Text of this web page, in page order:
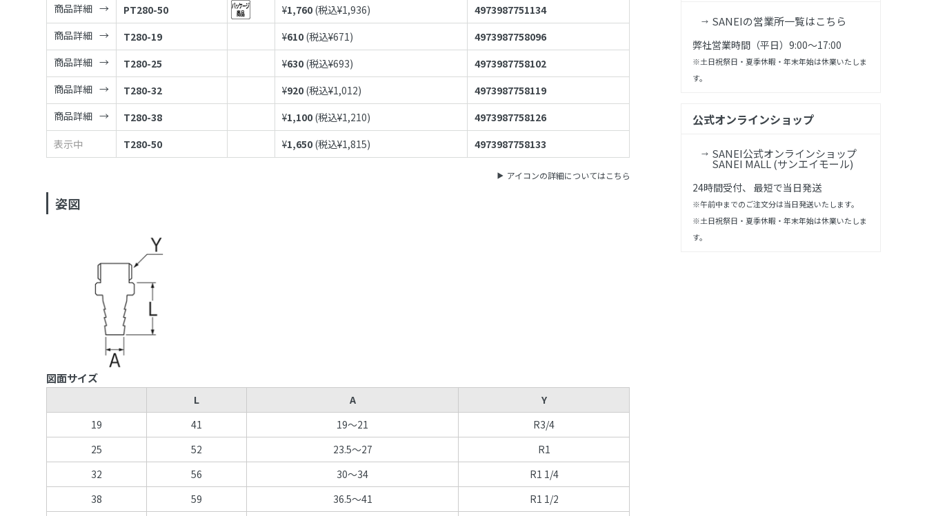
商品詳細
PT280-50 ¥1,760 (税込¥1,936)
4973987751134
商品詳細
T280-19 ¥610 (税込¥671)
4973987758096
商品詳細
T280-25 ¥630 (税込¥693)
4973987758102
商品詳細
T280-32 ¥920 (税込¥1,012)
4973987758119
商品詳細
T280-38 ¥1,100 (税込¥1,210)
4973987758126
表示中
T280-50 ¥1,650 (税込¥1,815) 4973987758133
アイコンの詳細についてはこちら
姿図
図面サイズ
L A
Y
19
41 19～21
R3/4
25
52 23.5～27
R1
32
56 30～34
R1 1/4
38
59 36.5～41
R1 1/2
SANEIの営業所一覧はこちら
弊社営業時間（平日）9:00～17:00
※土日祝祭日・夏季休暇・年末年始は休業いたしま
す。
公式オンラインショップ
SANEI公式オンラインショップ
SANEI MALL (サンエイモール)
24時間受付、 最短で当日発送
※午前中までのご注文分は当日発送いたします。
※土日祝祭日・夏季休暇・年末年始は休業いたしま
す。